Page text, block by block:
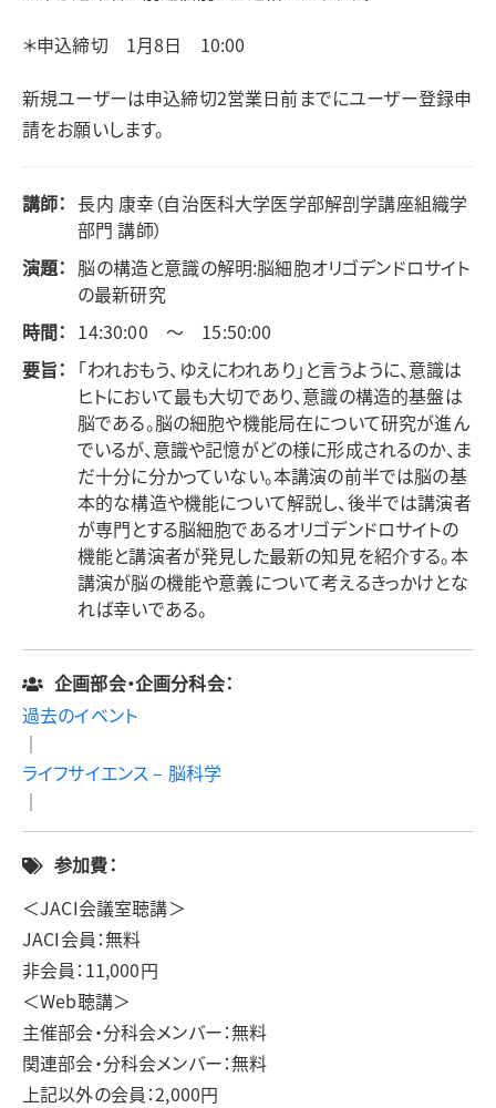
＊申込締切 1月8日 10:00
新規ユーザーは申込締切2営業日前までにユーザー登録申
請をお願いします。
講師： 長内 康幸（自治医科大学医学部解剖学講座組織学
部門 講師）
演題： 脳の構造と意識の解明:脳細胞オリゴデンドロサイト
の最新研究
時間： 14:30:00 ～ 15:50:00
要旨： 「われおもう、ゆえにわれあり」と言うように、意識は
ヒトにおいて最も大切であり、意識の構造的基盤は
脳である。脳の細胞や機能局在について研究が進ん
でいるが、意識や記憶がどの様に形成されるのか、ま
だ十分に分かっていない。本講演の前半では脳の基
本的な構造や機能について解説し、後半では講演者
が専門とする脳細胞であるオリゴデンドロサイトの
機能と講演者が発見した最新の知見を紹介する。本
講演が脳の機能や意義について考えるきっかけとな
れば幸いである。
企画部会・企画分科会：
過去のイベント
｜
ライフサイエンス – 脳科学
｜
参加費：
＜JACI会議室聴講＞
JACI会員：無料
非会員：11,000円
＜Web聴講＞
主催部会・分科会メンバー：無料
関連部会・分科会メンバー：無料
上記以外の会員：2,000円